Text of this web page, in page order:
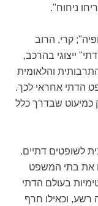
ניחוח".
קרי, הרוב
ייצוגי בהרכב,
והלאומית
הדתי אחראי לכך.
כמיעוט שבדרך כלל
לשופטים דתיים.
את בתי המשפט
בעולם הדתי
רשע, וכאילו חרף